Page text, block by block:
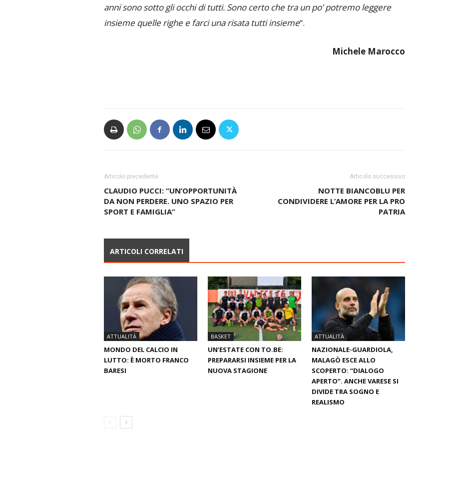
anni sono sotto gli occhi di tutti. Sono certo che tra un po’ potremo leggere
insieme quelle righe e farci una risata tutti insieme“.
Michele Marocco
Articolo precedente
CLAUDIO PUCCI: “UN’OPPORTUNITÀ
DA NON PERDERE. UNO SPAZIO PER
SPORT E FAMIGLIA”
Articolo successivo
NOTTE BIANCOBLU PER
CONDIVIDERE L’AMORE PER LA PRO
PATRIA
ARTICOLI CORRELATI
ATTUALITÀ
MONDO DEL CALCIO IN
LUTTO: È MORTO FRANCO
BARESI
BASKET
UN’ESTATE CON TO.BE:
PREPARARSI INSIEME PER LA
NUOVA STAGIONE
ATTUALITÀ
NAZIONALE-GUARDIOLA,
MALAGÒ ESCE ALLO
SCOPERTO: “DIALOGO
APERTO”. ANCHE VARESE SI
DIVIDE TRA SOGNO E
REALISMO